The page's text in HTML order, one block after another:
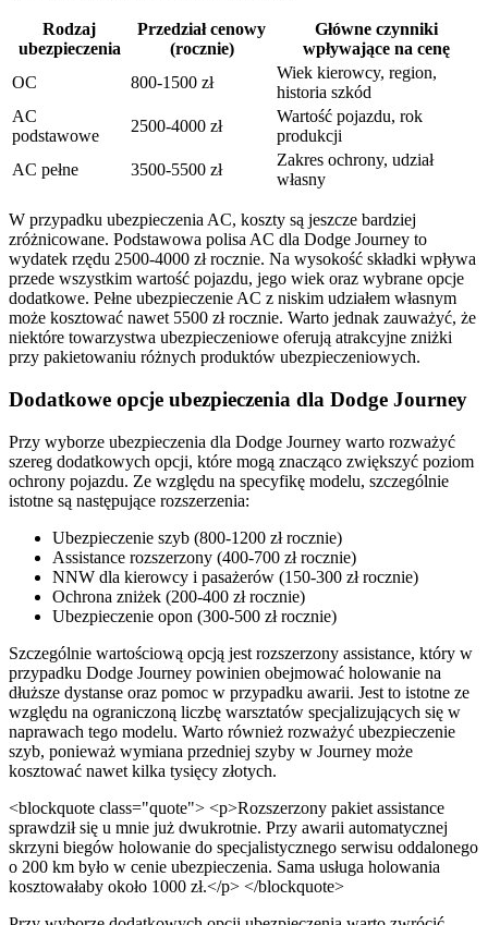
Rodzaj
ubezpieczenia
Przedział cenowy
(rocznie)
Główne czynniki
wpływające na cenę
OC
800-1500 zł
Wiek kierowcy, region,
historia szkód
AC
podstawowe
2500-4000 zł
Wartość pojazdu, rok
produkcji
AC pełne
3500-5500 zł
Zakres ochrony, udział
własny
W przypadku ubezpieczenia AC, koszty są jeszcze bardziej
zróżnicowane. Podstawowa polisa AC dla Dodge Journey to
wydatek rzędu 2500-4000 zł rocznie. Na wysokość składki wpływa
przede wszystkim wartość pojazdu, jego wiek oraz wybrane opcje
dodatkowe. Pełne ubezpieczenie AC z niskim udziałem własnym
może kosztować nawet 5500 zł rocznie. Warto jednak zauważyć, że
niektóre towarzystwa ubezpieczeniowe oferują atrakcyjne zniżki
przy pakietowaniu różnych produktów ubezpieczeniowych.
Dodatkowe opcje ubezpieczenia dla Dodge Journey
Przy wyborze ubezpieczenia dla Dodge Journey warto rozważyć
szereg dodatkowych opcji, które mogą znacząco zwiększyć poziom
ochrony pojazdu. Ze względu na specyfikę modelu, szczególnie
istotne są następujące rozszerzenia:
Ubezpieczenie szyb (800-1200 zł rocznie)
Assistance rozszerzony (400-700 zł rocznie)
NNW dla kierowcy i pasażerów (150-300 zł rocznie)
Ochrona zniżek (200-400 zł rocznie)
Ubezpieczenie opon (300-500 zł rocznie)
Szczególnie wartościową opcją jest rozszerzony assistance, który w
przypadku Dodge Journey powinien obejmować holowanie na
dłuższe dystanse oraz pomoc w przypadku awarii. Jest to istotne ze
względu na ograniczoną liczbę warsztatów specjalizujących się w
naprawach tego modelu. Warto również rozważyć ubezpieczenie
szyb, ponieważ wymiana przedniej szyby w Journey może
kosztować nawet kilka tysięcy złotych.
<blockquote class="quote"> <p>Rozszerzony pakiet assistance
sprawdził się u mnie już dwukrotnie. Przy awarii automatycznej
skrzyni biegów holowanie do specjalistycznego serwisu oddalonego
o 200 km było w cenie ubezpieczenia. Sama usługa holowania
kosztowałaby około 1000 zł.</p> </blockquote>